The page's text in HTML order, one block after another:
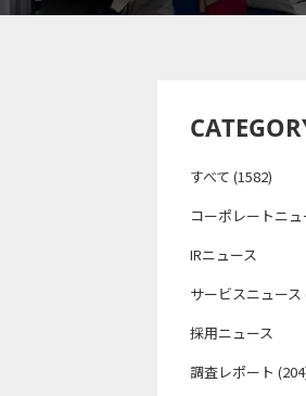
すべて (1582)
コーポレートニュ
IRニュース
サービスニュース
採用ニュース
調査レポート